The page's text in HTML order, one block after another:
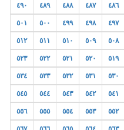
٤٨٦ ٤٨٧ ٤٨٨ ٤٨٩ ٤٩٠
٤٩٧ ٤٩٨ ٤٩٩ ٥٠٠ ٥٠١
٥٠٨ ٥٠٩ ٥١٠ ٥١١ ٥١٢
٥١٩ ٥٢٠ ٥٢١ ٥٢٢ ٥٢٣
٥٣٠ ٥٣١ ٥٣٢ ٥٣٣ ٥٣٤
٥٤١ ٥٤٢ ٥٤٣ ٥٤٤ ٥٤٥
٥٥٢ ٥٥٣ ٥٥٤ ٥٥٥ ٥٥٦